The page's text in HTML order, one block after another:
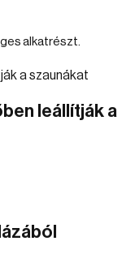
alkatrészt.
leállítják a